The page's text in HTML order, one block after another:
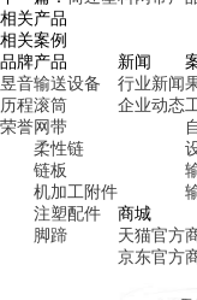
相关产品
相关案例
品牌
昱音
历程
荣誉
产品
输送设备
滚筒
网带
柔性链
链板
机加工附件
注塑配件
脚蹄
新闻
行业新闻
企业动态
商城
天猫官方
京东官方